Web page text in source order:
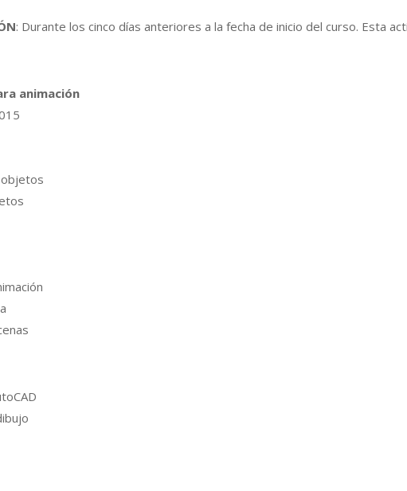
: Durante los cinco días anteriores a la fecha de inicio del curso. Esta
animación